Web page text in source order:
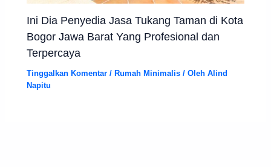
Ini Dia Penyedia Jasa Tukang Taman di Kota
Bogor Jawa Barat Yang Profesional dan
Terpercaya
Tinggalkan Komentar / Rumah Minimalis / OlehAlind
Napitu